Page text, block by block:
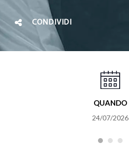
CONDIVIDI
QUANDO
24/07/2026